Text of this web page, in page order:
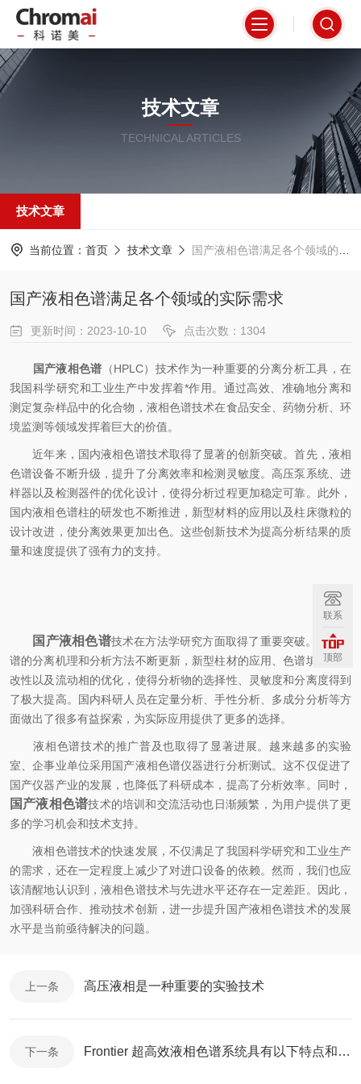
技术文章
TECHNICAL ARTICLES
技术文章
当前位置： 首页 技术文章 国产液相色谱满足各个领域的实际需求
国产液相色谱满足各个领域的实际需求
更新时间：2023-10-10 点击次数：1304
国产液相色谱 （HPLC）技术作为一种重要的分离分析工具，在
我国科学研究和工业生产中发挥着*作用。通过高效、准确地分离和
测定复杂样品中的化合物，液相色谱技术在食品安全、药物分析、环
境监测等领域发挥着巨大的价值。
近年来，国内液相色谱技术取得了显著的创新突破。首先，液相
色谱设备不断升级，提升了分离效率和检测灵敏度。高压泵系统、进
样器以及检测器件的优化设计，使得分析过程更加稳定可靠。此外，
国内液相色谱柱的研发也不断推进，新型材料的应用以及柱床微粒的
设计改进，使分离效果更加出色。这些创新技术为提高分析结果的质
量和速度提供了强有力的支持。
国产液相色谱技术在方法学研究方面取得了重要突破。液相色
谱的分离机理和分析方法不断更新，新型柱材的应用、色谱填料表面
改性以及流动相的优化，使得分析物的选择性、灵敏度和分离度得到
了极大提高。国内科研人员在定量分析、手性分析、多成分分析等方
面做出了很多有益探索，为实际应用提供了更多的选择。
液相色谱技术的推广普及也取得了显著进展。越来越多的实验
室、企事业单位采用国产液相色谱仪器进行分析测试。这不仅促进了
国产仪器产业的发展，也降低了科研成本，提高了分析效率。同时，
国产液相色谱技术的培训和交流活动也日渐频繁，为用户提供了更
多的学习机会和技术支持。
液相色谱技术的快速发展，不仅满足了我国科学研究和工业生产
的需求，还在一定程度上减少了对进口设备的依赖。然而，我们也应
该清醒地认识到，液相色谱技术与先进水平还存在一定差距。因此，
加强科研合作、推动技术创新，进一步提升国产液相色谱技术的发展
水平是当前亟待解决的问题。
上一条 高压液相是一种重要的实验技术
下一条 Frontier 超高效液相色谱系统具有以下特点和优势
联系
顶部